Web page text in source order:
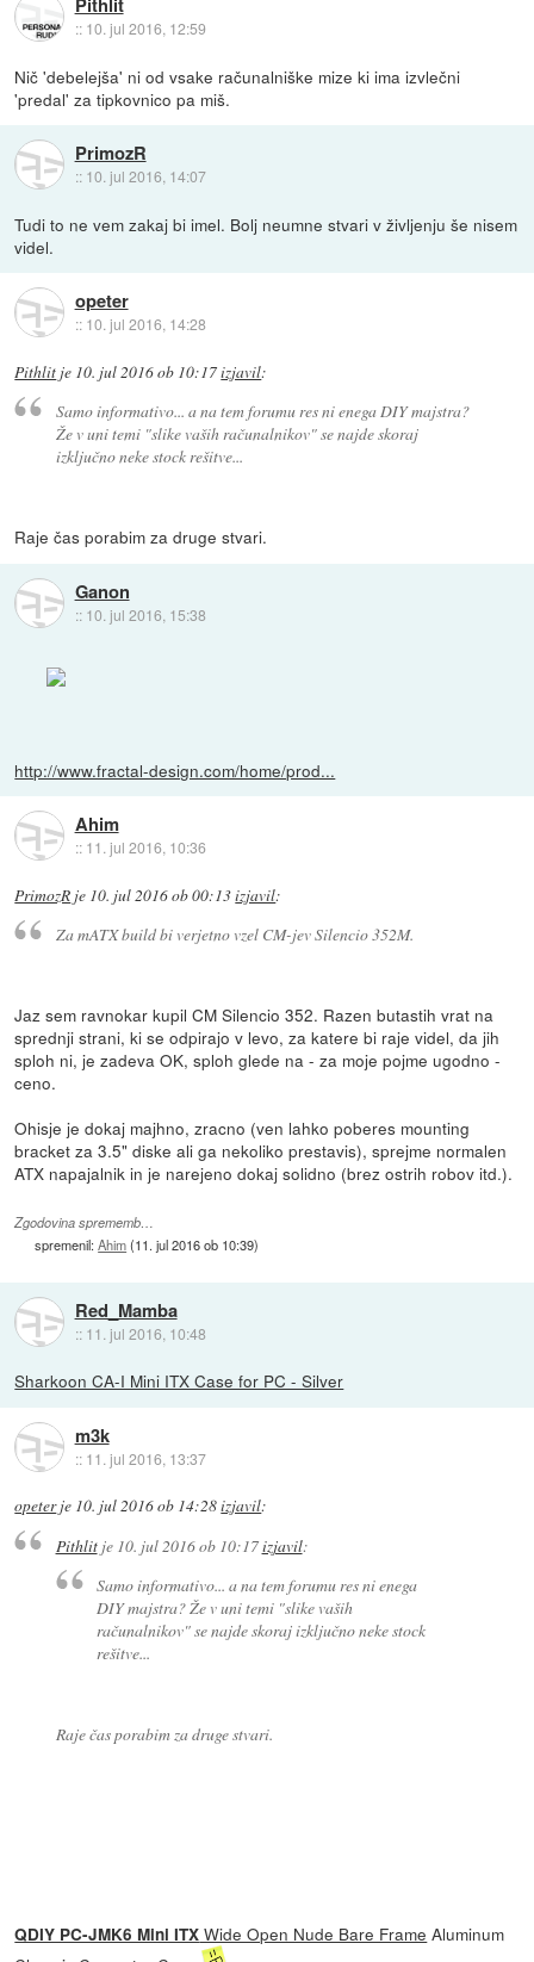
:: 10. jul 2016, 12:59
Nič 'debelejša' ni od vsake računalniške mize ki ima izvlečni
'predal' za tipkovnico pa miš.
PrimozR
:: 10. jul 2016, 14:07
Tudi to ne vem zakaj bi imel. Bolj neumne stvari v življenju še nisem
videl.
opeter
:: 10. jul 2016, 14:28
Pithlit je 10. jul 2016 ob 10:17izjavil:
Samo informativo... a na tem forumu res ni enega DIY majstra?
Že v uni temi "slike vaših računalnikov" se najde skoraj
izključno neke stock rešitve...
Raje čas porabim za druge stvari.
Ganon
:: 10. jul 2016, 15:38
http://www.fractal-design.com/home/prod...
Ahim
:: 11. jul 2016, 10:36
PrimozR je 10. jul 2016 ob 00:13izjavil:
Za mATX build bi verjetno vzel CM-jev Silencio 352M.
Jaz sem ravnokar kupil CM Silencio 352. Razen butastih vrat na
sprednji strani, ki se odpirajo v levo, za katere bi raje videl, da jih
sploh ni, je zadeva OK, sploh glede na - za moje pojme ugodno -
ceno.
Ohisje je dokaj majhno, zracno (ven lahko poberes mounting
bracket za 3.5" diske ali ga nekoliko prestavis), sprejme normalen
ATX napajalnik in je narejeno dokaj solidno (brez ostrih robov itd.).
Zgodovina sprememb…
spremenil:Ahim(11. jul 2016 ob 10:39)
Red_Mamba
:: 11. jul 2016, 10:48
Sharkoon CA-I Mini ITX Case for PC - Silver
m3k
:: 11. jul 2016, 13:37
opeterje 10. jul 2016 ob 14:28izjavil:
Pithlitje 10. jul 2016 ob 10:17izjavil:
Samo informativo... a na tem forumu res ni enega
DIY majstra? Že v uni temi "slike vaših
računalnikov" se najde skoraj izključno neke stock
rešitve...
Raje čas porabim za druge stvari.
QDIY PC-JMK6 Mini ITX Wide Open Nude Bare Frame Aluminum